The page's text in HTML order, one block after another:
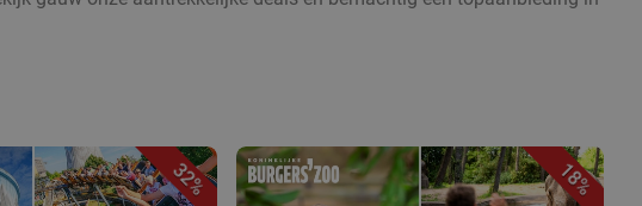
32% 18%